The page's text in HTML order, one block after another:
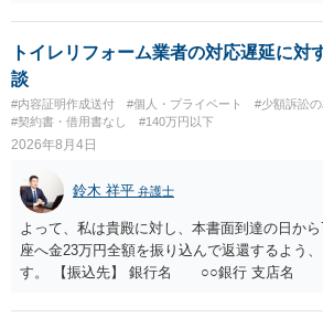
段が取れるのか ⇒契約に基づく履行請求とし
とが考えられますが、 パパ活の契約は、売
であるため、公序良俗に反する契約として 民
条）となるため、相手方に請求できない可能性
氏名や住所が分からない状態でも対応可能な
手続を利用する場合には、原則として相手方の
トイレリフォーム業者の対応遅延に対
談
#内容証明作成送付 #個人・プライベート
#少額訴訟
#契約書・借用書なし
#140万円以下
2026年8月4日
鈴木 祥平 弁護士
よって、私は貴殿に対し、本書面到達の日か
座へ金23万円全額を振り込んで返還するよう
す。 【振込先】 銀行名 ○○銀行 支店名
されない場合には、貴殿には任意に返金する